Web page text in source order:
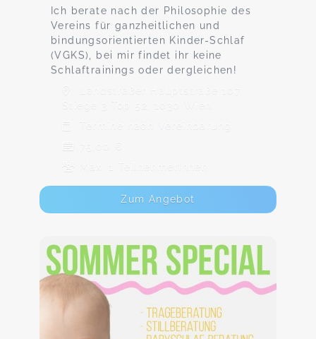
Ich berate nach der Philosophie des
Vereins für ganzheitlichen und
bindungsorientierten Kinder-Schlaf
(VGKS), bei mir findet ihr keine
Schlaftrainings oder dergleichen!
Landstraßer Hauptstraße 107
Stiege 3 Top 52, 1030 Wien
Termine nach Vereinbarung
75,00 €
Max. 1 TeilnehmerInnen
Zum Angebot